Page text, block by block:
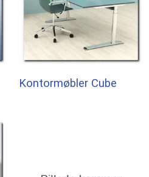
Kontormøbler Cube